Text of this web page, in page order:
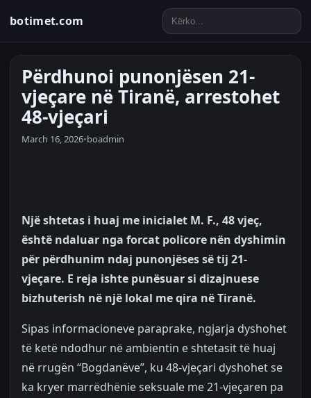
botimet.com
Përdhunoi punonjësen 21-
vjeçare në Tiranë, arrestohet
48-vjeçari
March 16, 2026•boadmin
Një shtetas i huaj me inicialet M. F., 48 vjeç,
është ndaluar nga forcat policore nën dyshimin
për përdhunim ndaj punonjëses së tij 21-
vjeçare. E reja ishte punësuar si dizajnuese
bizhuterish në një lokal me qira në Tiranë.
Sipas informacioneve paraprake, ngjarja dyshohet
të ketë ndodhur në ambientin e shtetasit të huaj
në rrugën “Bogdanëve”, ku 48-vjeçari dyshohet se
ka kryer marrëdhënie seksuale me 21-vjeçaren pa